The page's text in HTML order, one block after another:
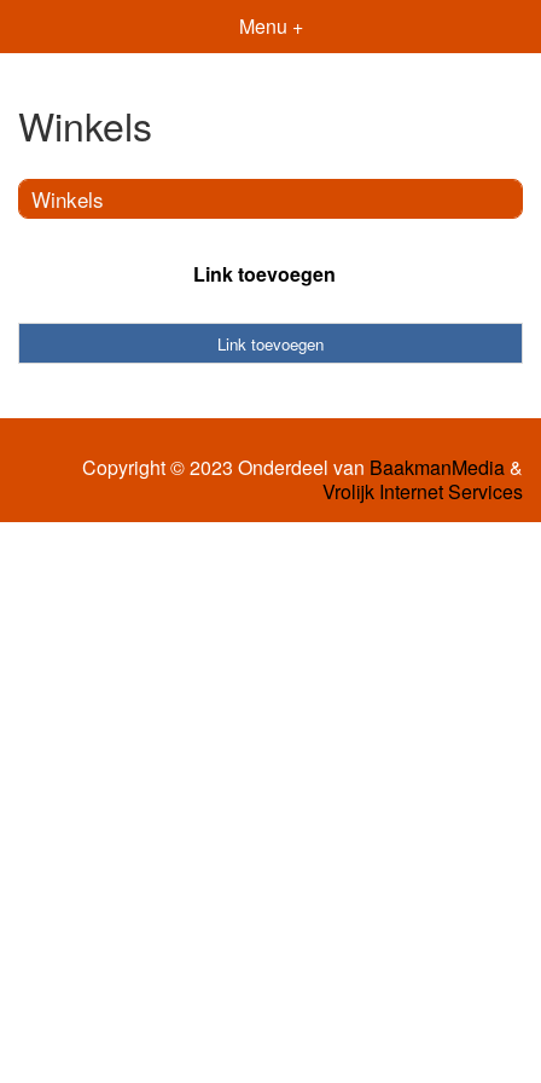
Menu +
Winkels
Winkels
Link toevoegen
Link toevoegen
Copyright © 2023 Onderdeel van BaakmanMedia&
Vrolijk Internet Services